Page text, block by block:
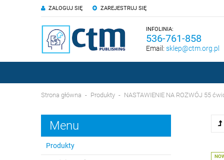
ZAREJESTRUJ SIĘ
ZALOGUJ SIĘ
INFOLINIA:
536-761-858
Email: sklep@ctm.org.pl
Strona główna Produkty NASTAWIENIE NA ROZWÓJ 55
Menu
Produkty